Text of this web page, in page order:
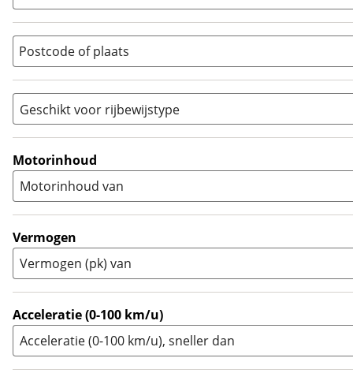
Overig (0)
Racer ( 0)
Sport (0)
Sport Touring
Supermotard (0)
Supersport
Tourer (0)
Touring Enduro
Trike (0)
Zijspan 0)
Postcode of plaats
Geschikt voor rijbewijstype
A (0)
A1 (0)
(
Motorinhoud
Motorinhoud van
Vermogen
Vermogen (pk) van
Acceleratie (0-100 km/u)
Acceleratie (0-100 km/u), sneller dan